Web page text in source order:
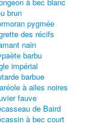
brun
pygmée
des récifs
nain
barbu
impérial
barbue
à ailes noires
fauve
de Baird
à bec court